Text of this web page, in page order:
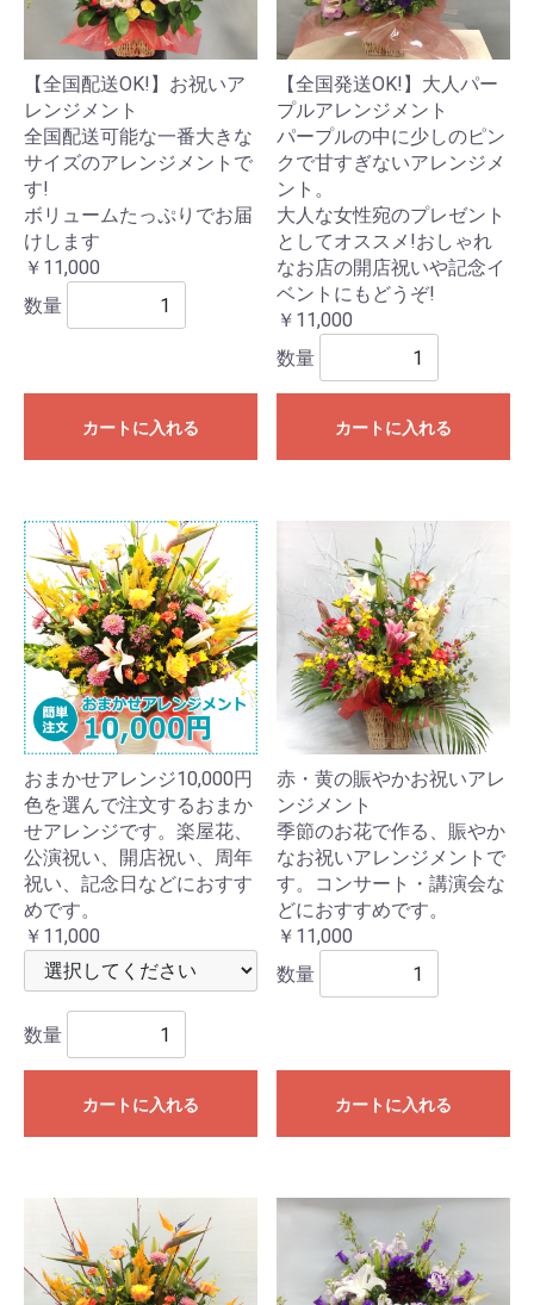
【全国配送OK!】お祝いア
レンジメント
全国配送可能な一番大きな
サイズのアレンジメントで
す!
ボリュームたっぷりでお届
けします
￥11,000
数量
カートに入れる
【全国発送OK!】大人パー
プルアレンジメント
パープルの中に少しのピン
クで甘すぎないアレンジメ
ント。
大人な女性宛のプレゼント
としてオススメ!おしゃれ
なお店の開店祝いや記念イ
ベントにもどうぞ!
￥11,000
数量
カートに入れる
おまかせアレンジ10,000円
色を選んで注文するおまか
せアレンジです。楽屋花、
公演祝い、開店祝い、周年
祝い、記念日などにおすす
めです。
￥11,000
数量
カートに入れる
赤・黄の賑やかお祝いアレ
ンジメント
季節のお花で作る、賑やか
なお祝いアレンジメントで
す。コンサート・講演会な
どにおすすめです。
￥11,000
数量
カートに入れる